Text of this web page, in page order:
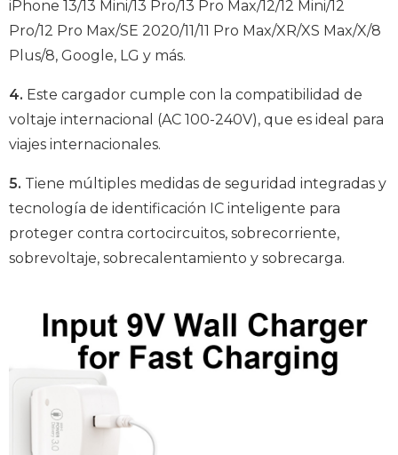
iPhone 13/13 Mini/13 Pro/13 Pro Max/12/12 Mini/12
Pro/12 Pro Max/SE 2020/11/11 Pro Max/XR/XS Max/X/8
Plus/8, Google, LG y más.
4. Este cargador cumple con la compatibilidad de
voltaje internacional (AC 100-240V), que es ideal para
viajes internacionales.
5. Tiene múltiples medidas de seguridad integradas y
tecnología de identificación IC inteligente para
proteger contra cortocircuitos, sobrecorriente,
sobrevoltaje, sobrecalentamiento y sobrecarga.